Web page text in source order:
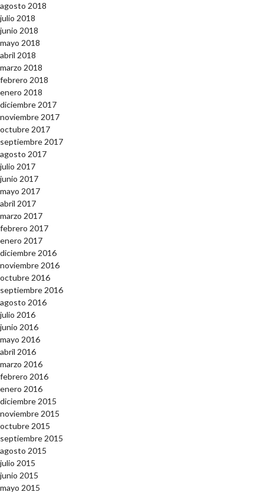
agosto 2018
julio 2018
junio 2018
mayo 2018
abril 2018
marzo 2018
febrero 2018
enero 2018
diciembre 2017
noviembre 2017
octubre 2017
septiembre 2017
agosto 2017
julio 2017
junio 2017
mayo 2017
abril 2017
marzo 2017
febrero 2017
enero 2017
diciembre 2016
noviembre 2016
octubre 2016
septiembre 2016
agosto 2016
julio 2016
junio 2016
mayo 2016
abril 2016
marzo 2016
febrero 2016
enero 2016
diciembre 2015
noviembre 2015
octubre 2015
septiembre 2015
agosto 2015
julio 2015
junio 2015
mayo 2015